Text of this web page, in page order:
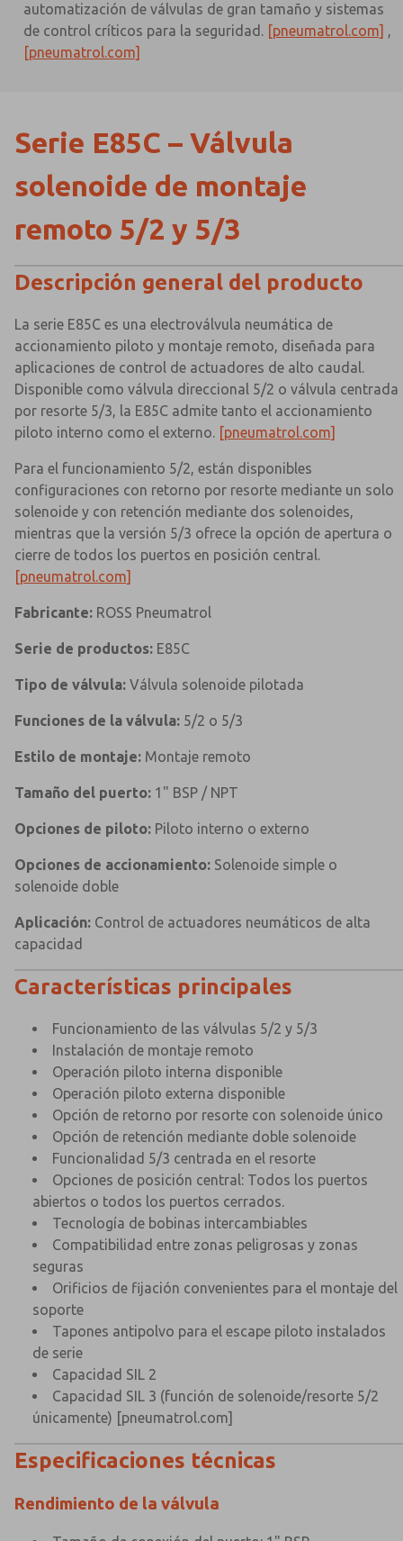
automatización de válvulas de gran tamaño y sistemas
de control críticos para la seguridad. [pneumatrol.com] ,
[pneumatrol.com]
Serie E85C – Válvula
solenoide de montaje
remoto 5/2 y 5/3
Descripción general del producto
La serie E85C es una electroválvula neumática de
accionamiento piloto y montaje remoto, diseñada para
aplicaciones de control de actuadores de alto caudal.
Disponible como válvula direccional 5/2 o válvula centrada
por resorte 5/3, la E85C admite tanto el accionamiento
piloto interno como el externo. [pneumatrol.com]
Para el funcionamiento 5/2, están disponibles
configuraciones con retorno por resorte mediante un solo
solenoide y con retención mediante dos solenoides,
mientras que la versión 5/3 ofrece la opción de apertura o
cierre de todos los puertos en posición central.
[pneumatrol.com]
Fabricante: ROSS Pneumatrol
Serie de productos: E85C
Tipo de válvula: Válvula solenoide pilotada
Funciones de la válvula: 5/2 o 5/3
Estilo de montaje: Montaje remoto
Tamaño del puerto: 1" BSP / NPT
Opciones de piloto: Piloto interno o externo
Opciones de accionamiento: Solenoide simple o
solenoide doble
Aplicación: Control de actuadores neumáticos de alta
capacidad
Características principales
Funcionamiento de las válvulas 5/2 y 5/3
Instalación de montaje remoto
Operación piloto interna disponible
Operación piloto externa disponible
Opción de retorno por resorte con solenoide único
Opción de retención mediante doble solenoide
Funcionalidad 5/3 centrada en el resorte
Opciones de posición central: Todos los puertos
abiertos o todos los puertos cerrados.
Tecnología de bobinas intercambiables
Compatibilidad entre zonas peligrosas y zonas
seguras
Orificios de fijación convenientes para el montaje del
soporte
Tapones antipolvo para el escape piloto instalados
de serie
Capacidad SIL 2
Capacidad SIL 3 (función de solenoide/resorte 5/2
únicamente) [pneumatrol.com]
Especificaciones técnicas
Rendimiento de la válvula